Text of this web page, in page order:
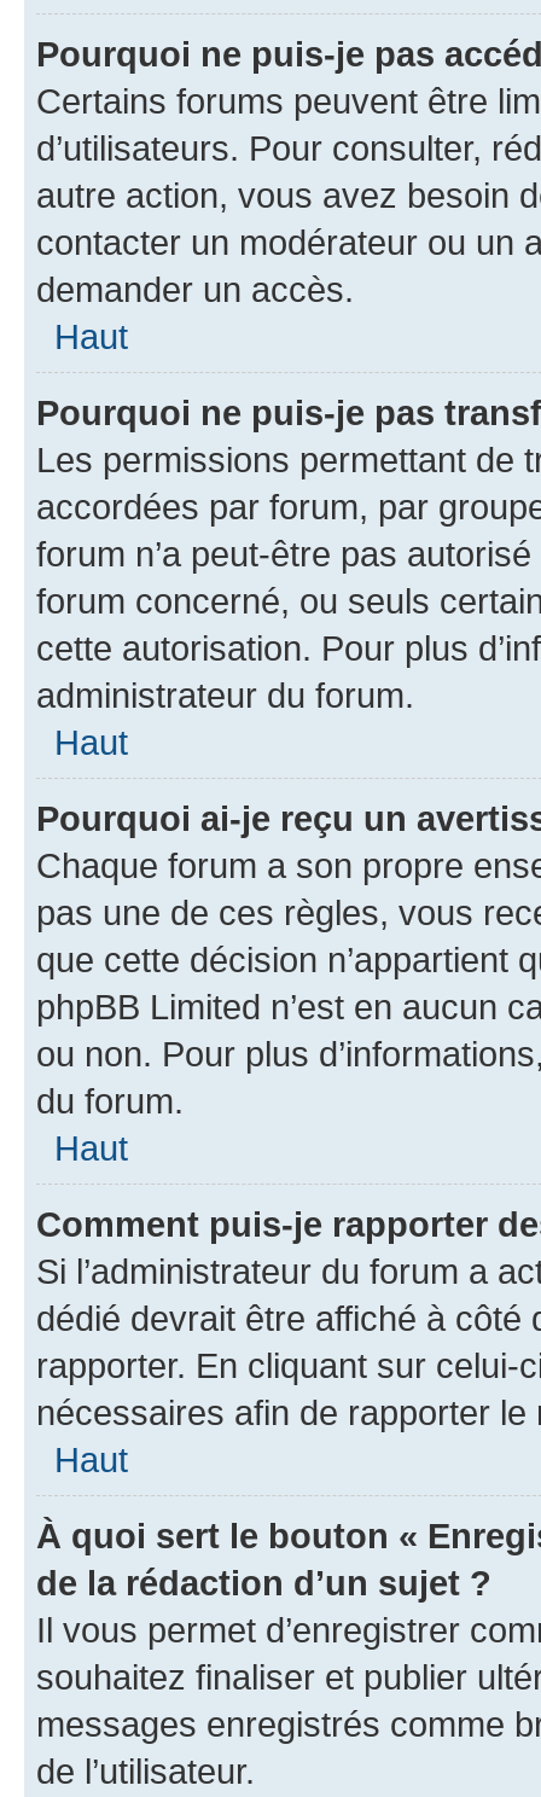
Pourquoi ne puis-je pas
Certains forums peuvent être
d’utilisateurs. Pour consulter,
autre action, vous avez besoin
contacter un modérateur ou un
demander un accès.
Haut
Pourquoi ne puis-je pas
Les permissions permettant de
accordées par forum, par
forum n’a peut-être pas
forum concerné, ou seuls
cette autorisation. Pour plus
administrateur du forum.
Haut
Pourquoi ai-je reçu un
Chaque forum a son propre
pas une de ces règles, vous
que cette décision n’appartient
phpBB Limited n’est en aucun
ou non. Pour plus
du forum.
Haut
Comment puis-je rapporter
Si l’administrateur du forum a
dédié devrait être affiché à
rapporter. En cliquant sur
nécessaires afin de rapporter le
Haut
À quoi sert le bouton «
de la rédaction d’un sujet ?
Il vous permet d’enregistrer
souhaitez finaliser et publier
messages enregistrés comme
de l’utilisateur.